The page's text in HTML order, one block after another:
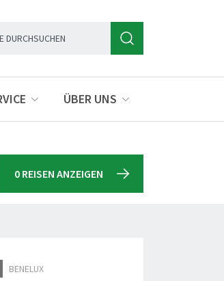
ÜBER UNS
0 REISEN ANZEIGEN
BENELUX